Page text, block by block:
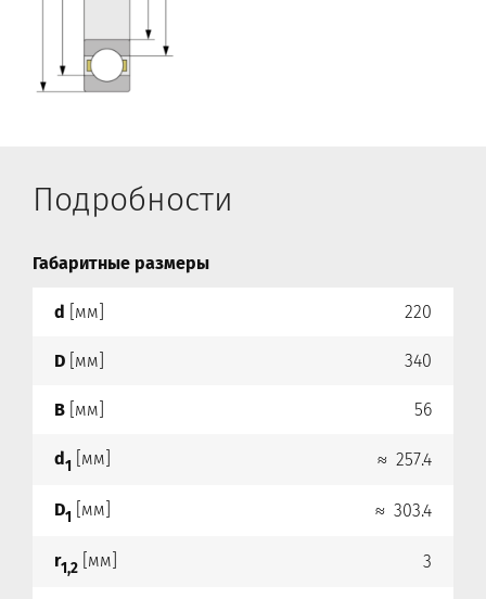
Подробности
Габаритные размеры
d [мм] 220
D [мм] 340
B [мм] 56
d1 [мм] ≈ 257.4
D1 [мм] ≈ 303.4
r1,2 [мм] 3